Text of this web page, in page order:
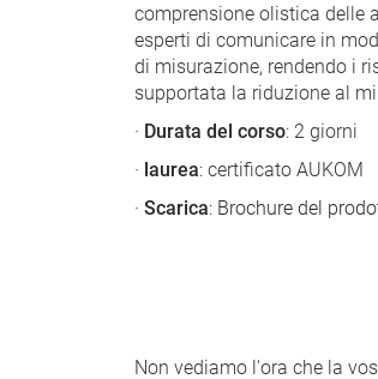
comprensione olistica delle
esperti di comunicare in
di misurazione, rendendo i
supportata la riduzione al
· Durata del corso: 2 giorni
· laurea: certificato AUKOM
· Scarica: Brochure del
Non vediamo l'ora che la